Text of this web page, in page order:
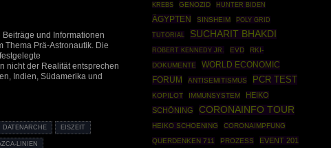
und Informationen
Thema Prä-Astronautik. Die
nicht der Realität entsprechen
Indien, Südamerika und
DATENARCHE EISZEIT
LINIEN
KREBS GENOZID HUNTER BIDEN
ÄGYPTEN SINSHEIM
POLY GRID
TUTORIAL
SUCHARIT BHAKDI
ROBERT KENNEDY JR. EVD
RKI-
DOKUMENTE
WORLD ECONOMIC
FORUM
ANTISEMITISMUS PCR TEST
KOPILOT IMMUNSYSTEM
HEIKO
SCHÖNING
CORONAINFO TOUR
HEIKO SCHOENING
CORONAIMPFUNG
QUERDENKEN 711
PROZESS EVENT 201